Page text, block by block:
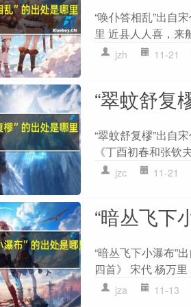
“唤仆答相乱”出自
里 近县人人喜，来
jzh 11-21
“翠蚊舒复
“翠蚊舒复樛”出自
《丁酉初春和张钦
jzc 11-21
“暗丛飞下
“暗丛飞下小瀑布”
四首》 宋代 杨万
jza 11-13